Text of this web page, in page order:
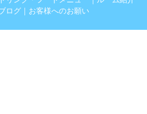
ログ ｜ お客様へのお願い